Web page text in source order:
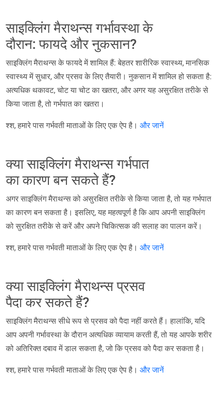
साइक्लिंग मैराथन्स गर्भावस्था के
दौरान: फायदे और नुकसान?
साइक्लिंग मैराथन्स के फायदे में शामिल हैं: बेहतर शारीरिक स्वास्थ्य, मानसिक
स्वास्थ्य में सुधार, और प्रसव के लिए तैयारी। नुकसान में शामिल हो सकता है:
अत्यधिक थकावट, चोट या चोट का खतरा, और अगर यह असुरक्षित तरीके से
किया जाता है, तो गर्भपात का खतरा।
श्श, हमारे पास गर्भवती माताओं के लिए एक ऐप है। और जानें
क्या साइक्लिंग मैराथन्स गर्भपात
का कारण बन सकते हैं?
अगर साइक्लिंग मैराथन्स को असुरक्षित तरीके से किया जाता है, तो यह गर्भपात
का कारण बन सकता है। इसलिए, यह महत्वपूर्ण है कि आप अपनी साइक्लिंग
को सुरक्षित तरीके से करें और अपने चिकित्सक की सलाह का पालन करें।
श्श, हमारे पास गर्भवती माताओं के लिए एक ऐप है। और जानें
क्या साइक्लिंग मैराथन्स प्रसव
पैदा कर सकते हैं?
साइक्लिंग मैराथन्स सीधे रूप से प्रसव को पैदा नहीं करते हैं। हालांकि, यदि
आप अपनी गर्भावस्था के दौरान अत्यधिक व्यायाम करती हैं, तो यह आपके शरीर
को अतिरिक्त दबाव में डाल सकता है, जो कि प्रसव को पैदा कर सकता है।
श्श, हमारे पास गर्भवती माताओं के लिए एक ऐप है। और जानें